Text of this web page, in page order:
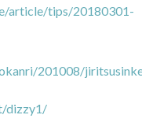
article/tips/20180301-
201008/
dizzy1/